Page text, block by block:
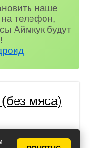
наше
телефон,
Аймкук будут
мяса)